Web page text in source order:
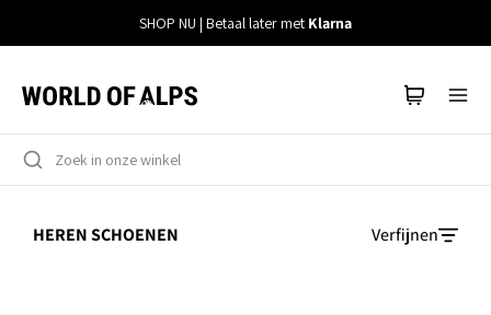
content
SHOP NU | Betaal later met Klarna
HEREN SCHOENEN Verfijnen